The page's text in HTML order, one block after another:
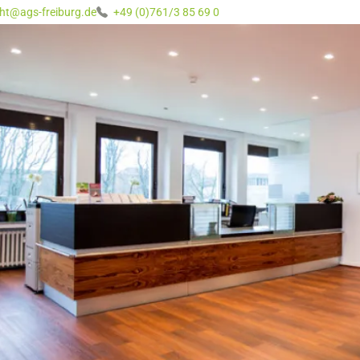
freiburg.de +49 (0)761/3 85 69 0